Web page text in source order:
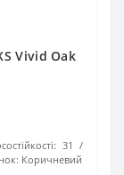
Vivid Oak
31
Коричневий